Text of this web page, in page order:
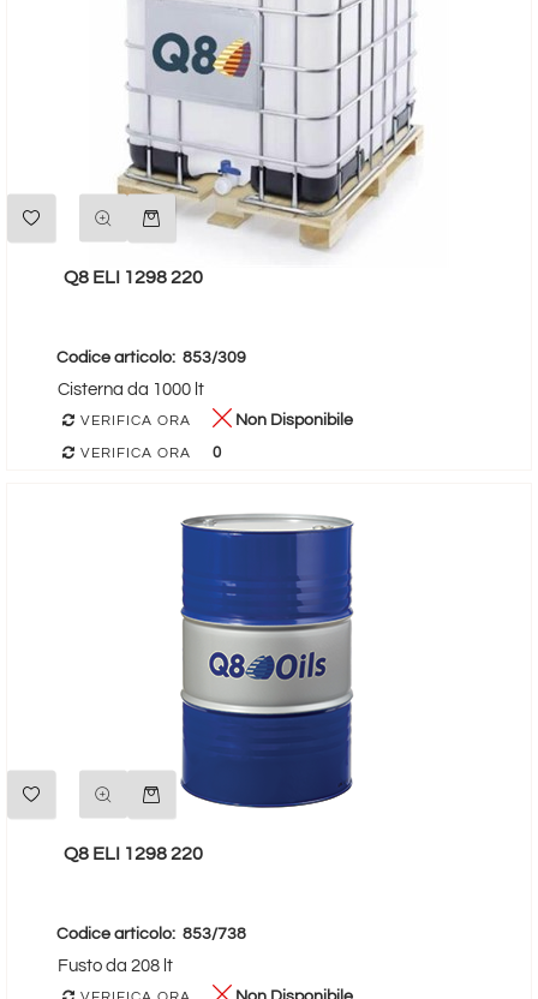
Quantità
Q8 ELI 1298 220
Codice articolo: 853/309
Cisterna da 1000 lt
VERIFICA ORA Non Disponibile
VERIFICA ORA 0
Quantità
Q8 ELI 1298 220
Codice articolo: 853/738
Fusto da 208 lt